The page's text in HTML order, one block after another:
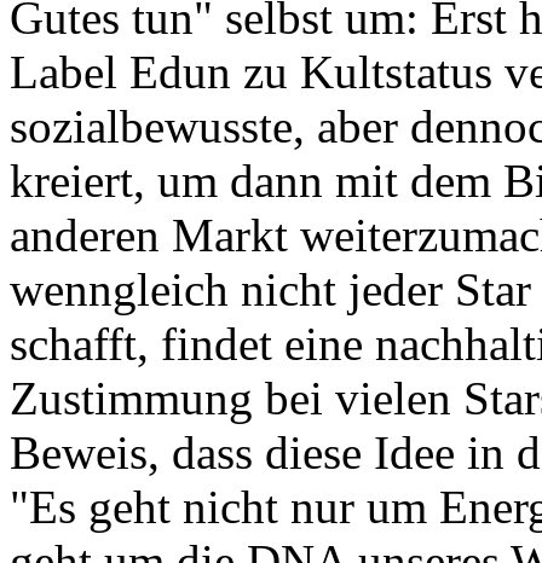
Gutes tun" selbst um: Erst
Label Edun zu Kultstatus
sozialbewusste, aber
kreiert, um dann mit dem
anderen Markt
wenngleich nicht jeder
schafft, findet eine
Zustimmung bei vielen
Beweis, dass diese Idee in
"Es geht nicht nur um